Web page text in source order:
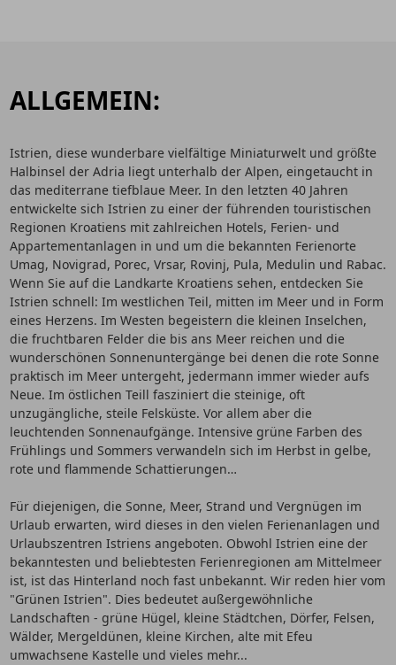
ALLGEMEIN:
Istrien, diese wunderbare vielfältige Miniaturwelt und größte
Halbinsel der Adria liegt unterhalb der Alpen, eingetaucht in
das mediterrane tiefblaue Meer. In den letzten 40 Jahren
entwickelte sich Istrien zu einer der führenden touristischen
Regionen Kroatiens mit zahlreichen Hotels, Ferien- und
Appartementanlagen in und um die bekannten Ferienorte
Umag, Novigrad, Porec, Vrsar, Rovinj, Pula, Medulin und Rabac.
Wenn Sie auf die Landkarte Kroatiens sehen, entdecken Sie
Istrien schnell: Im westlichen Teil, mitten im Meer und in Form
eines Herzens. Im Westen begeistern die kleinen Inselchen,
die fruchtbaren Felder die bis ans Meer reichen und die
wunderschönen Sonnenuntergänge bei denen die rote Sonne
praktisch im Meer untergeht, jedermann immer wieder aufs
Neue. Im östlichen Teill fasziniert die steinige, oft
unzugängliche, steile Felsküste. Vor allem aber die
leuchtenden Sonnenaufgänge. Intensive grüne Farben des
Frühlings und Sommers verwandeln sich im Herbst in gelbe,
rote und flammende Schattierungen…
Für diejenigen, die Sonne, Meer, Strand und Vergnügen im
Urlaub erwarten, wird dieses in den vielen Ferienanlagen und
Urlaubszentren Istriens angeboten. Obwohl Istrien eine der
bekanntesten und beliebtesten Ferienregionen am Mittelmeer
ist, ist das Hinterland noch fast unbekannt. Wir reden hier vom
"Grünen Istrien". Dies bedeutet außergewöhnliche
Landschaften - grüne Hügel, kleine Städtchen, Dörfer, Felsen,
Wälder, Mergeldünen, kleine Kirchen, alte mit Efeu
umwachsene Kastelle und vieles mehr...